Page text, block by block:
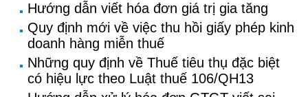
Hướng dẫn viết hóa đơn giá trị gia tăng
Quy định mới về việc thu hồi giấy phép kinh
doanh hàng miễn thuế
Những quy định về Thuế tiêu thụ đặc biệt
có hiệu lực theo Luật thuế 106/QH13